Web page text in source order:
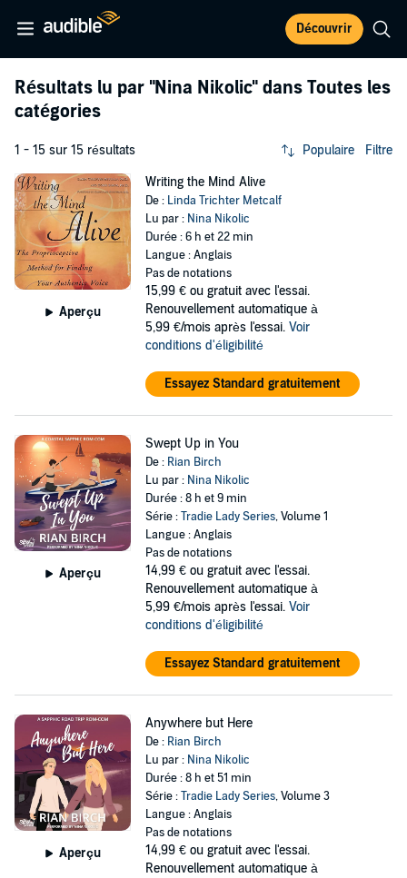
Découvrir
Résultats lu par "Nina Nikolic" dans Toutes les
catégories
1 - 15 sur 15 résultats Populaire Filtre
Aperçu
Writing the Mind Alive
De : Linda Trichter Metcalf
Lu par : Nina Nikolic
Durée : 6 h et 22 min
Langue : Anglais
Pas de notations
15,99 € ou gratuit avec l'essai.
Renouvellement automatique à
5,99 €/mois après l'essai. Voir
conditions d'éligibilité
Essayez Standard gratuitement
Aperçu
Swept Up in You
De : Rian Birch
Lu par : Nina Nikolic
Durée : 8 h et 9 min
Série :Tradie Lady Series, Volume 1
Langue : Anglais
Pas de notations
14,99 € ou gratuit avec l'essai.
Renouvellement automatique à
5,99 €/mois après l'essai. Voir
conditions d'éligibilité
Essayez Standard gratuitement
Aperçu
Anywhere but Here
De : Rian Birch
Lu par : Nina Nikolic
Durée : 8 h et 51 min
Série :Tradie Lady Series, Volume 3
Langue : Anglais
Pas de notations
14,99 € ou gratuit avec l'essai.
Renouvellement automatique à